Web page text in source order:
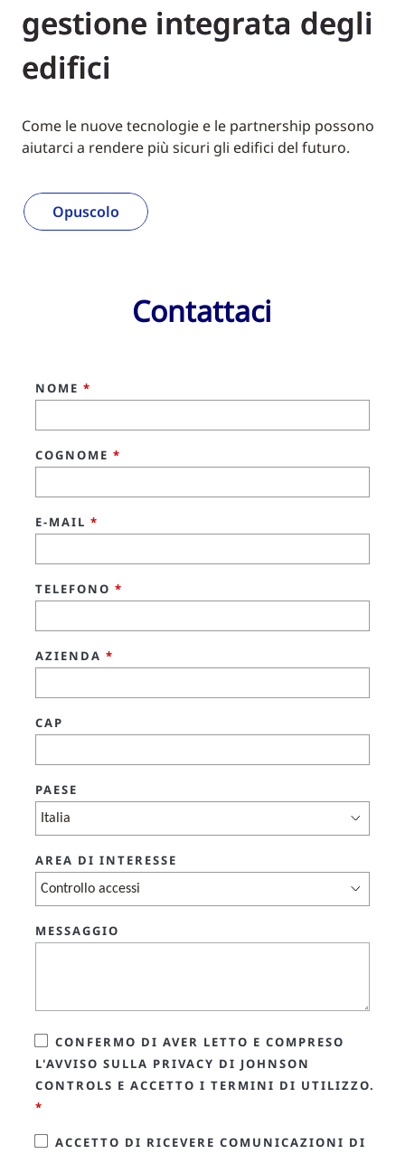
gestione integrata degli
edifici
Come le nuove tecnologie e le partnership possono
aiutarci a rendere più sicuri gli edifici del futuro.
Opuscolo
Contattaci
NOME *
COGNOME *
E-MAIL *
TELEFONO *
AZIENDA *
CAP
PAESE
AREA DI INTERESSE
MESSAGGIO
CONFERMO DI AVER LETTO E COMPRESO
L'AVVISO SULLA PRIVACY DI JOHNSON
CONTROLS E ACCETTO I TERMINI DI UTILIZZO.
*
ACCETTO DI RICEVERE COMUNICAZIONI DI